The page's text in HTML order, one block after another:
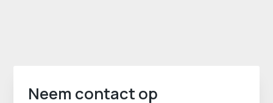
Neem contact op